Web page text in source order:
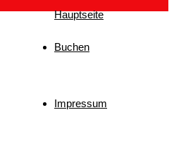
Hauptseite
Buchen
Impressum